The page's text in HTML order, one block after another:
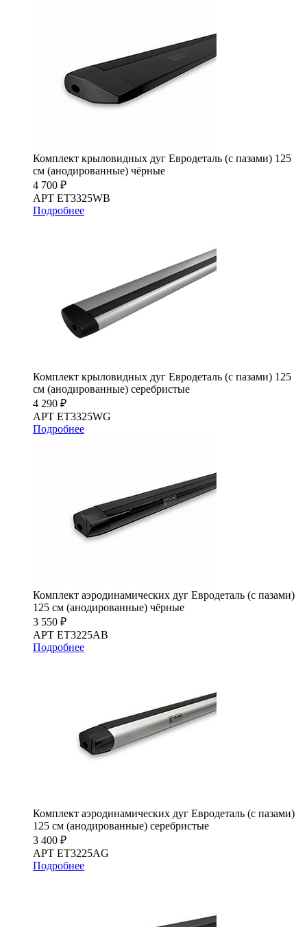
Комплект крыловидных дуг Евродеталь (с пазами) 125
см (анодированные) чёрные
4 700 ₽
АРТ ET3325WB
Подробнее
Комплект крыловидных дуг Евродеталь (с пазами) 125
см (анодированные) серебристые
4 290 ₽
АРТ ET3325WG
Подробнее
Комплект аэродинамических дуг Евродеталь (с пазами)
125 см (анодированные) чёрные
3 550 ₽
АРТ ET3225AB
Подробнее
Комплект аэродинамических дуг Евродеталь (с пазами)
125 см (анодированные) серебристые
3 400 ₽
АРТ ET3225AG
Подробнее